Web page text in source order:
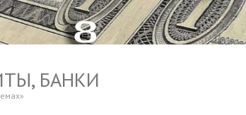
БАНКИ